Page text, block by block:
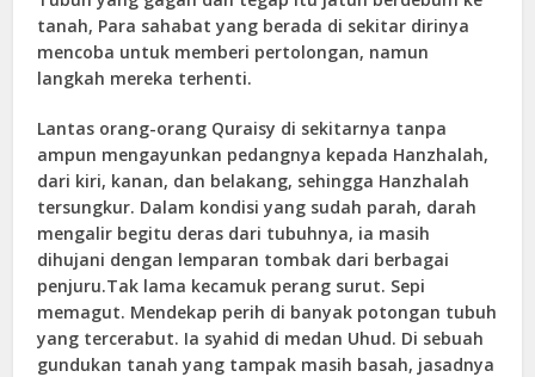
tanah, Para sahabat yang berada di sekitar dirinya
mencoba untuk memberi pertolongan, namun
langkah mereka terhenti.
Lantas orang-orang Quraisy di sekitarnya tanpa
ampun mengayunkan pedangnya kepada Hanzhalah,
dari kiri, kanan, dan belakang, sehingga Hanzhalah
tersungkur. Dalam kondisi yang sudah parah, darah
mengalir begitu deras dari tubuhnya, ia masih
dihujani dengan lemparan tombak dari berbagai
penjuru.Tak lama kecamuk perang surut. Sepi
memagut. Mendekap perih di banyak potongan tubuh
yang tercerabut. Ia syahid di medan Uhud. Di sebuah
gundukan tanah yang tampak masih basah, jasadnya